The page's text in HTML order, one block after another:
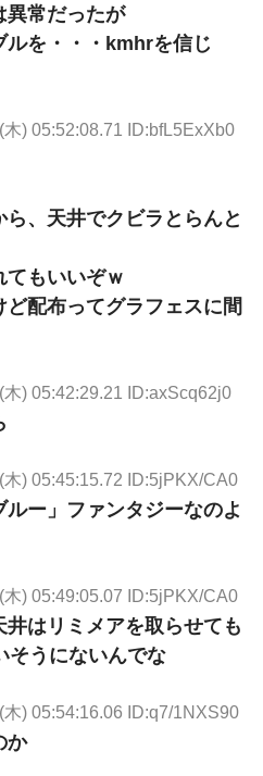
異常だったが
ルを・・・kmhrを信じ
木) 05:52:08.71 ID:bfL5ExXb0
、天井でクビラとらんと
てもいいぞｗ
配布ってグラフェスに間
木) 05:42:29.21 ID:axScq62j0
木) 05:45:15.72 ID:5jPKX/CA0
ー」ファンタジーなのよ
木) 05:49:05.07 ID:5jPKX/CA0
はリミメアを取らせても
うにないんでな
木) 05:54:16.06 ID:q7/1NXS90
か